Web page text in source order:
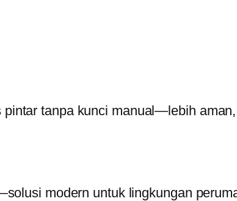
tanpa kunci manual—lebih
modern untuk lingkungan